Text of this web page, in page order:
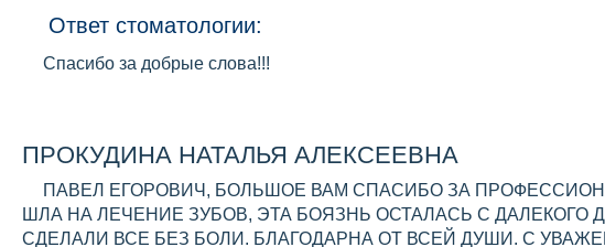
Ответ стоматологии:
Спасибо за добрые слова!!!
ПРОКУДИНА НАТАЛЬЯ АЛЕКСЕЕВНА
ПАВЕЛ ЕГОРОВИЧ, БОЛЬШОЕ ВАМ СПАСИБО ЗА
ШЛА НА ЛЕЧЕНИЕ ЗУБОВ, ЭТА БОЯЗНЬ ОСТАЛАСЬ С ДАЛЕКОГО
СДЕЛАЛИ ВСЕ БЕЗ БОЛИ. БЛАГОДАРНА ОТ ВСЕЙ ДУШИ. С